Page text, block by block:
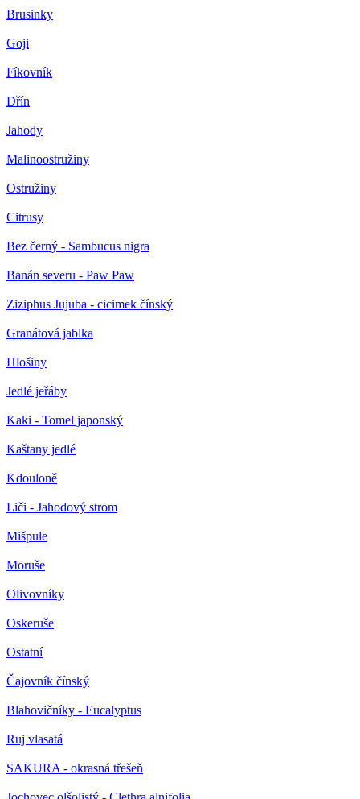
Brusinky
Goji
Fíkovník
Dřín
Jahody
Malinoostružiny
Ostružiny
Citrusy
Bez černý - Sambucus nigra
Banán severu - Paw Paw
Ziziphus Jujuba - cicimek čínský
Granátová jablka
Hlošiny
Jedlé jeřáby
Kaki - Tomel japonský
Kaštany jedlé
Kdouloně
Liči - Jahodový strom
Mišpule
Moruše
Olivovníky
Oskeruše
Ostatní
Čajovník čínský
Blahovičníky - Eucalyptus
Ruj vlasatá
SAKURA - okrasná třešeň